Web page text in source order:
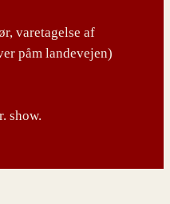
varetagelse af
påm landevejen)
show.